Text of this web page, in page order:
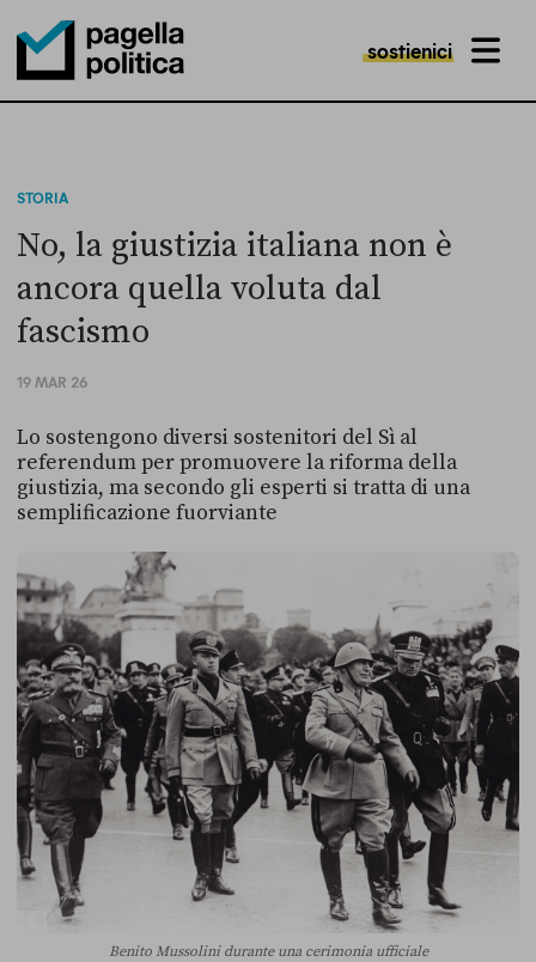
Pagella Politica Logo
sostienici MENU
STORIA
No, la giustizia italiana non è
ancora quella voluta dal
fascismo
19 MAR 26
Lo sostengono diversi sostenitori del Sì al
referendum per promuovere la riforma della
giustizia, ma secondo gli esperti si tratta di una
semplificazione fuorviante
Benito Mussolini durante una cerimonia ufficiale